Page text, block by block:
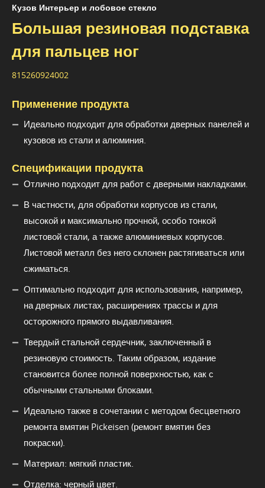
Кузов Интерьер и лобовое стекло
Большая резиновая подставка
для пальцев ног
815260924002
Применение продукта
Идеально подходит для обработки дверных панелей и
кузовов из стали и алюминия.
Спецификации продукта
Отлично подходит для работ с дверными накладками.
В частности, для обработки корпусов из стали,
высокой и максимально прочной, особо тонкой
листовой стали, а также алюминиевых корпусов.
Листовой металл без него склонен растягиваться или
сжиматься.
Оптимально подходит для использования, например,
на дверных листах, расширениях трассы и для
осторожного прямого выдавливания.
Твердый стальной сердечник, заключенный в
резиновую стоимость. Таким образом, издание
становится более полной поверхностью, как с
обычными стальными блоками.
Идеально также в сочетании с методом бесцветного
ремонта вмятин Pickeisen (ремонт вмятин без
покраски).
Материал: мягкий пластик.
Отделка: черный цвет.